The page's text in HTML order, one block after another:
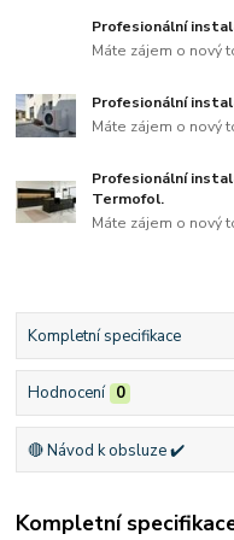
Profesionální
Máte zájem o nový
Profesionální
Máte zájem o nový
Profesionální
Termofol.
Máte zájem o nový
Kompletní specifikace
Hodnocení 0
🔴 Návod k obsluze ✔️
Kompletní